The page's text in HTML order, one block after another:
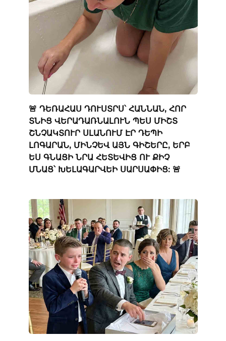
🚨 ԴԵՌԱՀԱՍ ԴՈՒՍՏՐՍ՝ ՀԱՆՆԱՆ, ՀՈՐ
ՏՆԻՑ ՎԵՐԱԴԱՌՆԱԼՈՒՆ ՊԵՍ ՄԻՇՏ
ՇՆՉԱԿՏՈՒՐ ՍԼԱՆՈՒՄ ԷՐ ԴԵՊԻ
ԼՈԳԱՐԱՆ, ՄԻՆՉԵՎ ԱՅՆ ԳԻՇԵՐԸ, ԵՐԲ
ԵՍ ԳՆԱՑԻ ՆՐԱ ՀԵՏԵՎԻՑ ՈՒ ՔԻՉ
ՄՆԱՑ՝ ԽԵԼԱԳԱՐՎԵԻ ՍԱՐՍԱՓԻՑ: 🚨